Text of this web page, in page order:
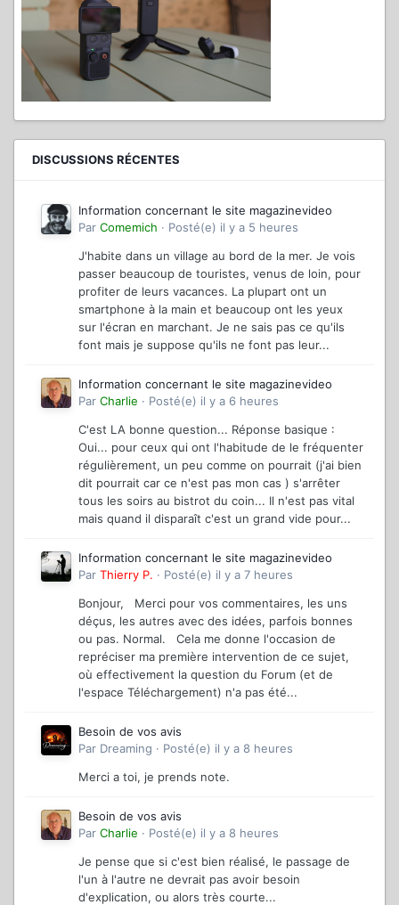
DISCUSSIONS RÉCENTES
Information concernant le site magazinevideo
Par Comemich · Posté(e) il y a 5 heures
J'habite dans un village au bord de la mer. Je vois
passer beaucoup de touristes, venus de loin, pour
profiter de leurs vacances. La plupart ont un
smartphone à la main et beaucoup ont les yeux
sur l'écran en marchant. Je ne sais pas ce qu'ils
font mais je suppose qu'ils ne font pas leur...
Information concernant le site magazinevideo
Par Charlie · Posté(e) il y a 6 heures
C'est LA bonne question... Réponse basique :
Oui... pour ceux qui ont l'habitude de le fréquenter
régulièrement, un peu comme on pourrait (j'ai bien
dit pourrait car ce n'est pas mon cas ) s'arrêter
tous les soirs au bistrot du coin... Il n'est pas vital
mais quand il disparaît c'est un grand vide pour...
Information concernant le site magazinevideo
Par Thierry P. · Posté(e) il y a 7 heures
Bonjour, Merci pour vos commentaires, les uns
déçus, les autres avec des idées, parfois bonnes
ou pas. Normal. Cela me donne l'occasion de
repréciser ma première intervention de ce sujet,
où effectivement la question du Forum (et de
l'espace Téléchargement) n'a pas été...
Besoin de vos avis
Par Dreaming · Posté(e) il y a 8 heures
Merci a toi, je prends note.
Besoin de vos avis
Par Charlie · Posté(e) il y a 8 heures
Je pense que si c'est bien réalisé, le passage de
l'un à l'autre ne devrait pas avoir besoin
d'explication, ou alors très courte...